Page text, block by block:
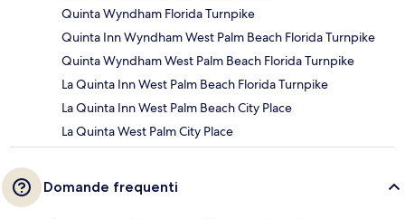
Quinta Wyndham Florida Turnpike
Quinta Inn Wyndham West Palm Beach Florida Turnpike
Quinta Wyndham West Palm Beach Florida Turnpike
La Quinta Inn West Palm Beach Florida Turnpike
La Quinta Inn West Palm Beach City Place
La Quinta West Palm City Place
Domande frequenti